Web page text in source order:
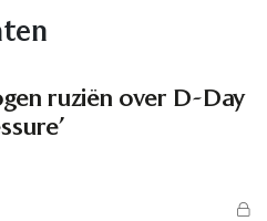
ruziën over D-Day